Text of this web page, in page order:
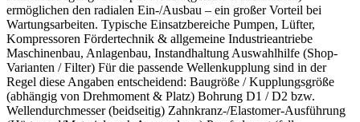
ermöglichen den radialen Ein-/Ausbau – ein großer Vorteil bei
Wartungsarbeiten. Typische Einsatzbereiche Pumpen, Lüfter,
Kompressoren Fördertechnik & allgemeine Industrieantriebe
Maschinenbau, Anlagenbau, Instandhaltung Auswahlhilfe (Shop-
Varianten / Filter) Für die passende Wellenkupplung sind in der
Regel diese Angaben entscheidend: Baugröße / Kupplungsgröße
(abhängig von Drehmoment & Platz) Bohrung D1 / D2 bzw.
Wellendurchmesser (beidseitig) Zahnkranz-/Elastomer-Ausführung